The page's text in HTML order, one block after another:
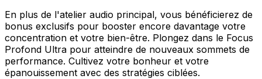
En plus de l'atelier audio principal, vous bénéficierez de
bonus exclusifs pour booster encore davantage votre
concentration et votre bien-être. Plongez dans le Focus
Profond Ultra pour atteindre de nouveaux sommets de
performance. Cultivez votre bonheur et votre
épanouissement avec des stratégies ciblées.